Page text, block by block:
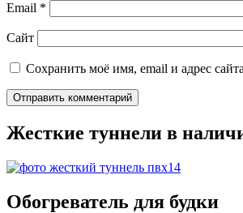
Email *
Сайт
Сохранить моё имя, email и адрес
Жесткие туннели в
Обогреватель для будки